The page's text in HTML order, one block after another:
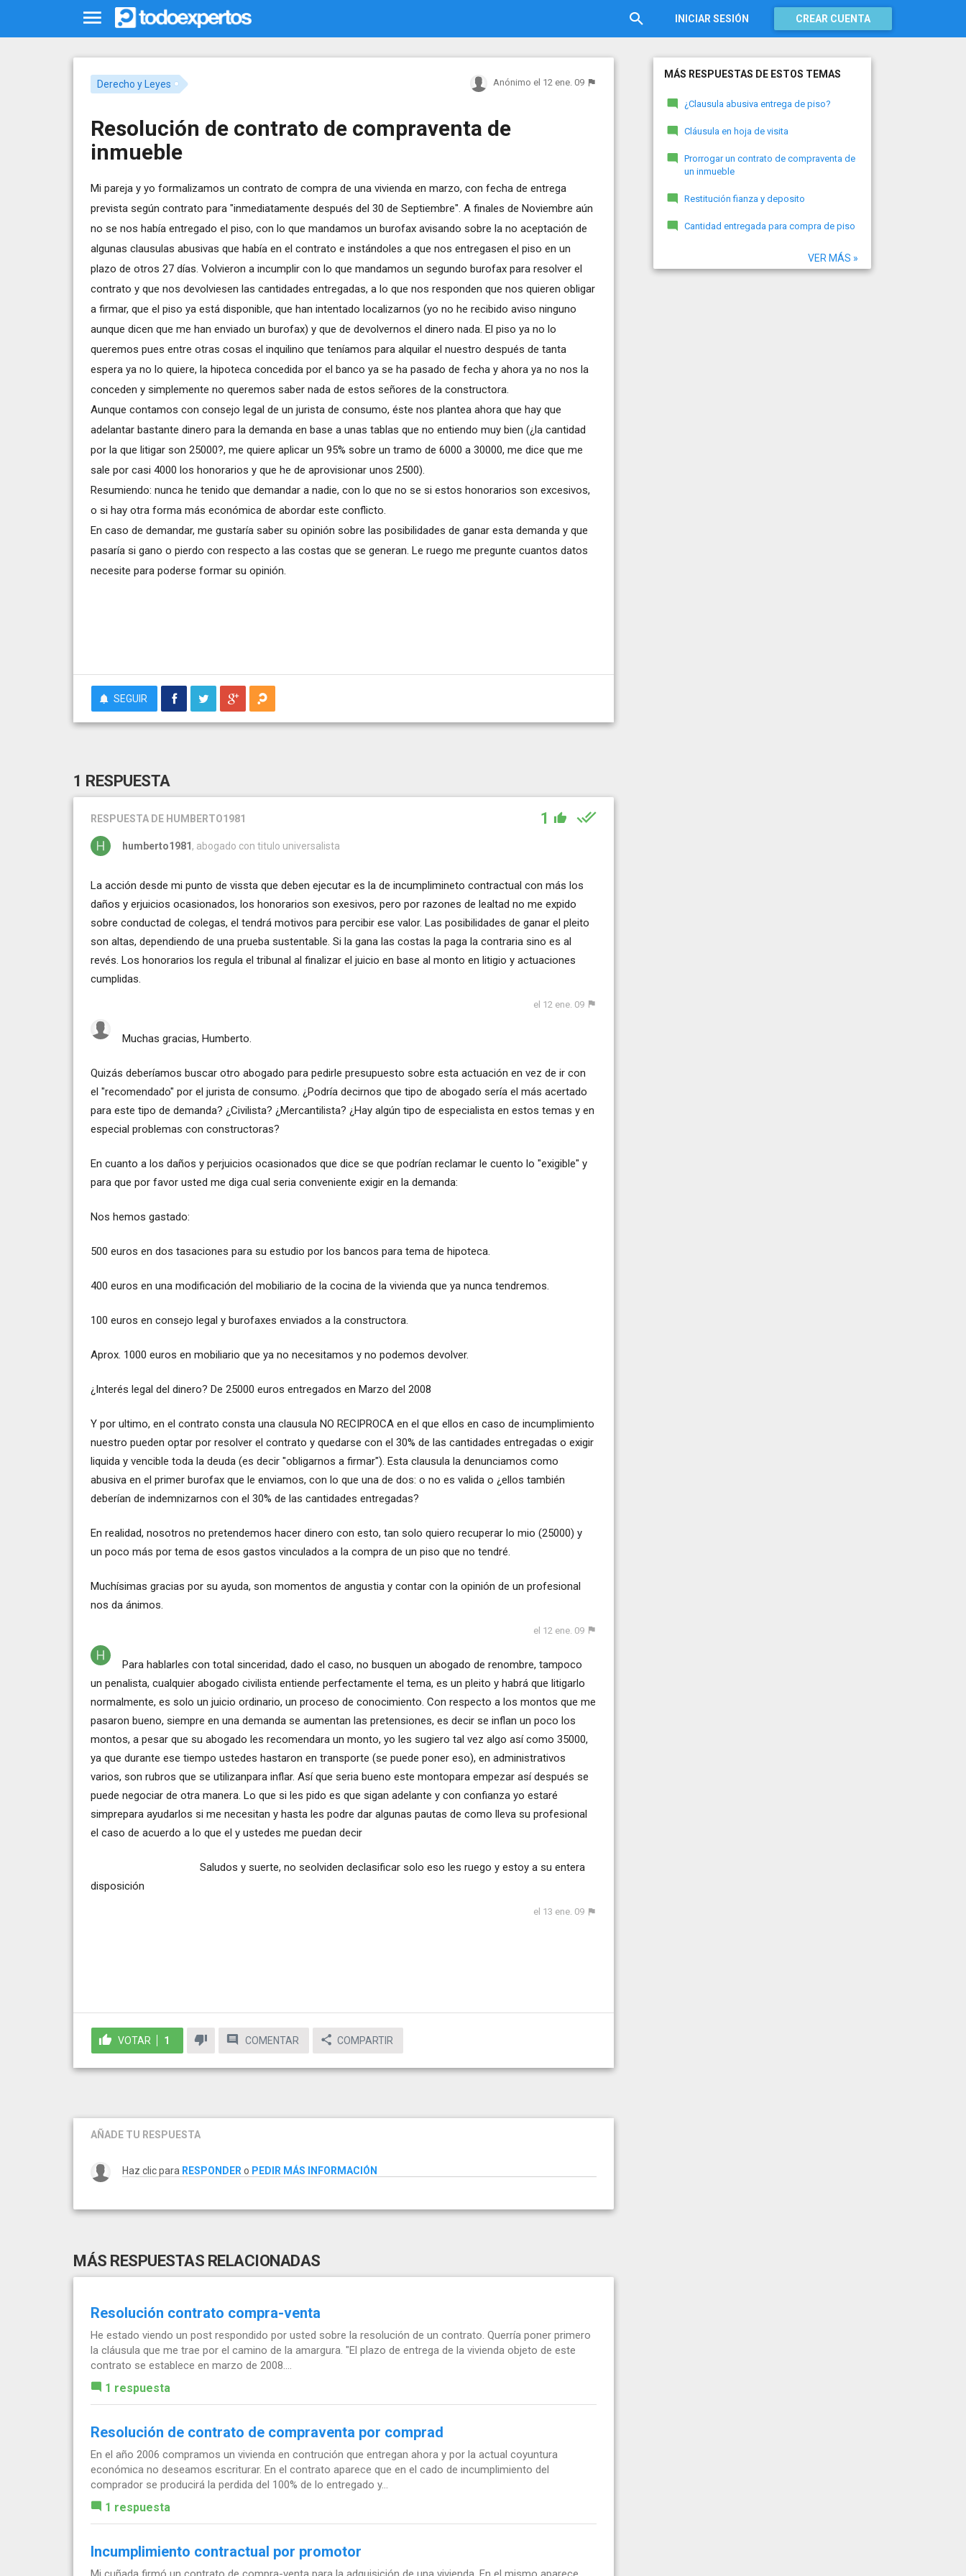
INICIAR SESIÓN CREAR CUENTA
Derecho y Leyes Anónimo el 12 ene. 09
Resolución de contrato de compraventa de
inmueble
Mi pareja y yo formalizamos un contrato de compra de una vivienda en marzo, con fecha de entrega
prevista según contrato para "inmediatamente después del 30 de Septiembre". A finales de Noviembre aún
no se nos había entregado el piso, con lo que mandamos un burofax avisando sobre la no aceptación de
algunas clausulas abusivas que había en el contrato e instándoles a que nos entregasen el piso en un
plazo de otros 27 días. Volvieron a incumplir con lo que mandamos un segundo burofax para resolver el
contrato y que nos devolviesen las cantidades entregadas, a lo que nos responden que nos quieren obligar
a firmar, que el piso ya está disponible, que han intentado localizarnos (yo no he recibido aviso ninguno
aunque dicen que me han enviado un burofax) y que de devolvernos el dinero nada. El piso ya no lo
queremos pues entre otras cosas el inquilino que teníamos para alquilar el nuestro después de tanta
espera ya no lo quiere, la hipoteca concedida por el banco ya se ha pasado de fecha y ahora ya no nos la
conceden y simplemente no queremos saber nada de estos señores de la constructora.
Aunque contamos con consejo legal de un jurista de consumo, éste nos plantea ahora que hay que
adelantar bastante dinero para la demanda en base a unas tablas que no entiendo muy bien (¿la cantidad
por la que litigar son 25000?, me quiere aplicar un 95% sobre un tramo de 6000 a 30000, me dice que me
sale por casi 4000 los honorarios y que he de aprovisionar unos 2500).
Resumiendo: nunca he tenido que demandar a nadie, con lo que no se si estos honorarios son excesivos,
o si hay otra forma más económica de abordar este conflicto.
En caso de demandar, me gustaría saber su opinión sobre las posibilidades de ganar esta demanda y que
pasaría si gano o pierdo con respecto a las costas que se generan. Le ruego me pregunte cuantos datos
necesite para poderse formar su opinión.
SEGUIR
1 RESPUESTA
RESPUESTA DE HUMBERTO1981 1
humberto1981 , abogado con titulo universalista
La acción desde mi punto de vissta que deben ejecutar es la de incumplimineto contractual con más los
daños y erjuicios ocasionados, los honorarios son exesivos, pero por razones de lealtad no me expido
sobre conductad de colegas, el tendrá motivos para percibir ese valor. Las posibilidades de ganar el pleito
son altas, dependiendo de una prueba sustentable. Si la gana las costas la paga la contraria sino es al
revés. Los honorarios los regula el tribunal al finalizar el juicio en base al monto en litigio y actuaciones
cumplidas.
el 12 ene. 09
Muchas gracias, Humberto.
Quizás deberíamos buscar otro abogado para pedirle presupuesto sobre esta actuación en vez de ir con
el "recomendado" por el jurista de consumo. ¿Podría decirnos que tipo de abogado sería el más acertado
para este tipo de demanda? ¿Civilista? ¿Mercantilista? ¿Hay algún tipo de especialista en estos temas y en
especial problemas con constructoras?
En cuanto a los daños y perjuicios ocasionados que dice se que podrían reclamar le cuento lo "exigible" y
para que por favor usted me diga cual seria conveniente exigir en la demanda:
Nos hemos gastado:
500 euros en dos tasaciones para su estudio por los bancos para tema de hipoteca.
400 euros en una modificación del mobiliario de la cocina de la vivienda que ya nunca tendremos.
100 euros en consejo legal y burofaxes enviados a la constructora.
Aprox. 1000 euros en mobiliario que ya no necesitamos y no podemos devolver.
¿Interés legal del dinero? De 25000 euros entregados en Marzo del 2008
Y por ultimo, en el contrato consta una clausula NO RECIPROCA en el que ellos en caso de incumplimiento
nuestro pueden optar por resolver el contrato y quedarse con el 30% de las cantidades entregadas o exigir
liquida y vencible toda la deuda (es decir "obligarnos a firmar"). Esta clausula la denunciamos como
abusiva en el primer burofax que le enviamos, con lo que una de dos: o no es valida o ¿ellos también
deberían de indemnizarnos con el 30% de las cantidades entregadas?
En realidad, nosotros no pretendemos hacer dinero con esto, tan solo quiero recuperar lo mio (25000) y
un poco más por tema de esos gastos vinculados a la compra de un piso que no tendré.
Muchísimas gracias por su ayuda, son momentos de angustia y contar con la opinión de un profesional
nos da ánimos.
el 12 ene. 09
Para hablarles con total sinceridad, dado el caso, no busquen un abogado de renombre, tampoco
un penalista, cualquier abogado civilista entiende perfectamente el tema, es un pleito y habrá que litigarlo
normalmente, es solo un juicio ordinario, un proceso de conocimiento. Con respecto a los montos que me
pasaron bueno, siempre en una demanda se aumentan las pretensiones, es decir se inflan un poco los
montos, a pesar que su abogado les recomendara un monto, yo les sugiero tal vez algo así como 35000,
ya que durante ese tiempo ustedes hastaron en transporte (se puede poner eso), en administrativos
varios, son rubros que se utilizanpara inflar. Así que seria bueno este montopara empezar así después se
puede negociar de otra manera. Lo que si les pido es que sigan adelante y con confianza yo estaré
simprepara ayudarlos si me necesitan y hasta les podre dar algunas pautas de como lleva su profesional
el caso de acuerdo a lo que el y ustedes me puedan decir
Saludos y suerte, no seolviden declasificar solo eso les ruego y estoy a su entera
disposición
el 13 ene. 09
VOTAR 1 COMENTAR COMPARTIR
AÑADE TU RESPUESTA
Haz clic para RESPONDER o PEDIR MÁS INFORMACIÓN
MÁS RESPUESTAS RELACIONADAS
Resolución contrato compra-venta
He estado viendo un post respondido por usted sobre la resolución de un contrato. Querría poner primero
la cláusula que me trae por el camino de la amargura. "El plazo de entrega de la vivienda objeto de este
contrato se establece en marzo de 2008....
1 respuesta
Resolución de contrato de compraventa por comprad
En el año 2006 compramos un vivienda en contrución que entregan ahora y por la actual coyuntura
económica no deseamos escriturar. En el contrato aparece que en el cado de incumplimiento del
comprador se producirá la perdida del 100% de lo entregado y...
1 respuesta
Incumplimiento contractual por promotor
MÁS RESPUESTAS DE ESTOS TEMAS
¿Clausula abusiva entrega de piso?
Cláusula en hoja de visita
Prorrogar un contrato de compraventa de
un inmueble
Restitución fianza y deposito
Cantidad entregada para compra de piso
VER MÁS »